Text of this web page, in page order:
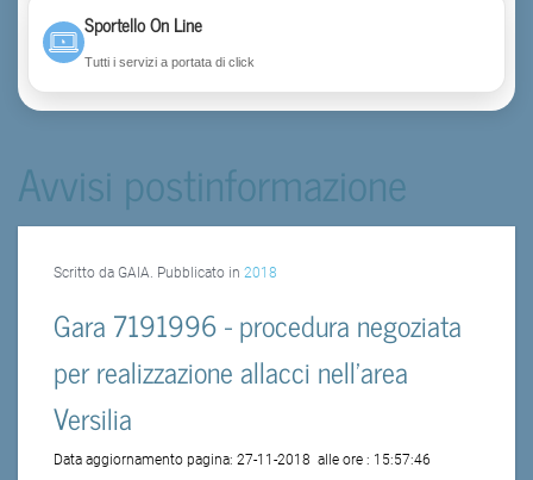
Sportello On Line
Tutti i servizi a portata di click
Avvisi postinformazione
Scritto da GAIA. Pubblicato in 2018
Gara 7191996 - procedura negoziata
per realizzazione allacci nell'area
Versilia
Data aggiornamento pagina: 27-11-2018 alle ore : 15:57:46